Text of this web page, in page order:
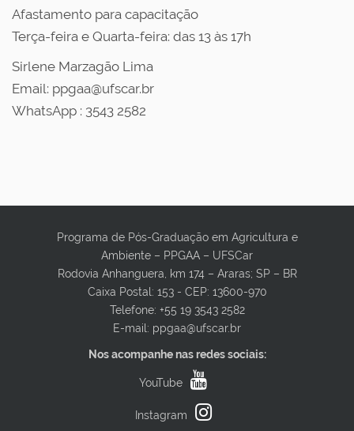
Afastamento para capacitação
Terça-feira e Quarta-feira: das 13 às 17h
Sirlene Marzagão Lima
Email: ppgaa@ufscar.br
WhatsApp : 3543 2582
Programa de Pós-Graduação em Agricultura e
Ambiente – PPGAA – UFSCar
Rodovia Anhanguera, km 174 – Araras; SP – BR
Caixa Postal: 153 - CEP: 13600-970
Telefone: +55 19 3543 2582
E-mail: ppgaa@ufscar.br
Nos acompanhe nas redes sociais:
YouTube
Instagram